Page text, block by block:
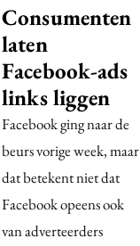
Consumenten
laten
Facebook-ads
links liggen
Facebook ging naar de
beurs vorige week, maar
dat betekent niet dat
Facebook opeens ook
van adverteerders